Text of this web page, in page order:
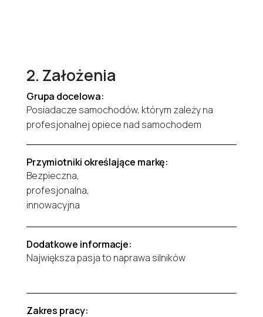
2. Założenia
Grupa docelowa:
Posiadacze samochodów, którym zależy na
profesjonalnej opiece nad samochodem
Przymiotniki określające markę:
Bezpieczna,
profesjonalna,
innowacyjna
Dodatkowe informacje:
Największa pasja to naprawa silników
Zakres pracy: